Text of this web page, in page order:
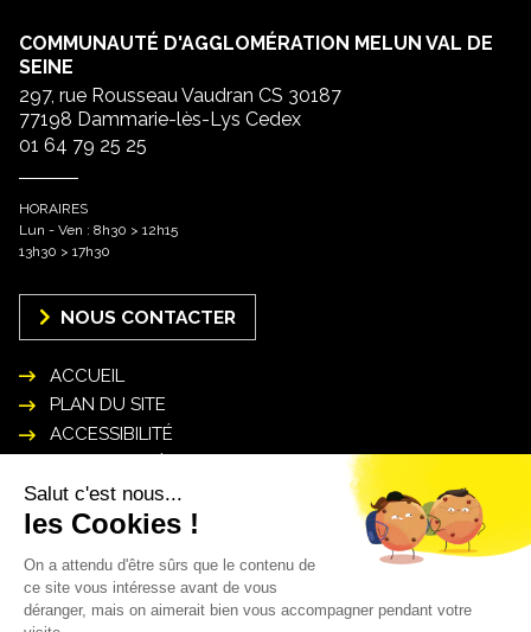
COMMUNAUTÉ D'AGGLOMÉRATION MELUN VAL DE
SEINE
297, rue Rousseau Vaudran CS 30187
77198 Dammarie-lès-Lys Cedex
01 64 79 25 25
HORAIRES
Lun - Ven : 8h30 > 12h15
13h30 > 17h30
NOUS CONTACTER
ACCUEIL
PLAN DU SITE
ACCESSIBILITÉ
POLITIQUE DE GESTION DES DONNÉES
PERSONNELLES
INSCRIPTION NEWSLETTER